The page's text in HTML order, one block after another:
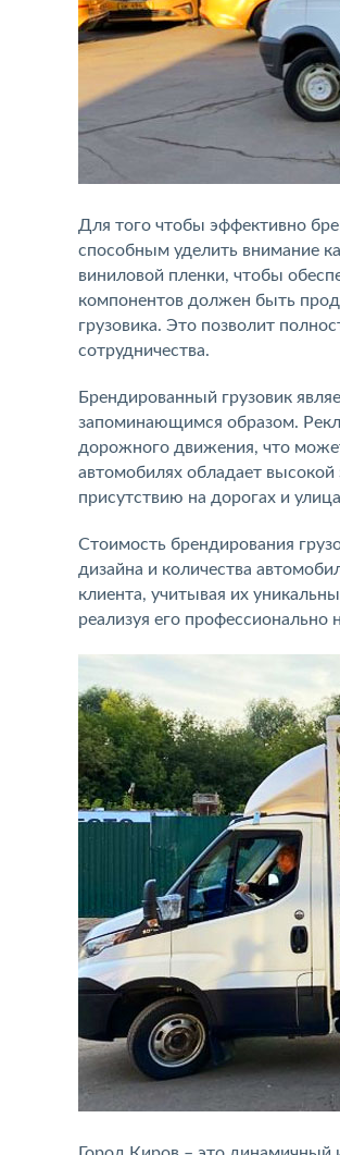
Для того чтобы эффективно
способным уделить внимание
виниловой пленки, чтобы
компонентов должен быть
грузовика. Это позволит
сотрудничества.
Брендированный грузовик
запоминающимся образом.
дорожного движения, что
автомобилях обладает
присутствию на дорогах и
Стоимость брендирования
дизайна и количества
клиента, учитывая их
реализуя его